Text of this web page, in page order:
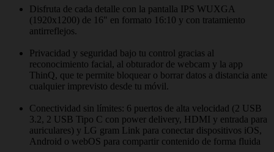
Disfruta de cada detalle con la pantalla IPS WUXGA
(1920x1200) de 16" en formato 16:10 y con tratamiento
antirreflejos.
Privacidad y seguridad bajo tu control gracias al
reconocimiento facial, al obturador de webcam y la app
ThinQ, que te permite bloquear o borrar datos a distancia ante
cualquier imprevisto desde tu móvil.
Conectividad sin límites: 6 puertos de alta velocidad (2 USB
3.2, 2 USB Tipo C con power delivery, HDMI y entrada para
auriculares) y LG gram Link para conectar dispositivos iOS,
Android o webOS para compartir contenido de forma fluida